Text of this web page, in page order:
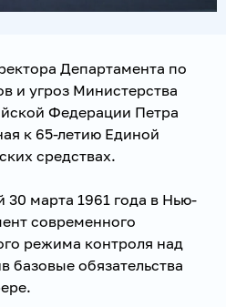
Департамента по
и угроз Министерства
Федерации Петра
к 65-летию Единой
средствах.
марта 1961 года в Нью-
современного
режима контроля над
базовые обязательства